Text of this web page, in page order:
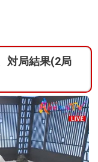
対局結果(2局